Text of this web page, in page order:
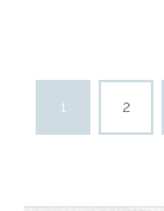
1 2